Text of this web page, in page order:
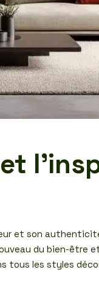
et son
du bien-être
tous les styles